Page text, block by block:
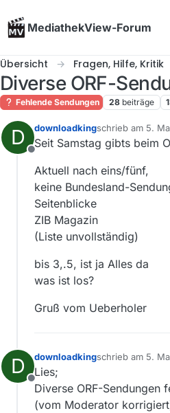
MediathekView-Forum
Übersicht Fragen, Hilfe, Kritik
Diverse ORF-
Fehlende Sendungen 28 beiträge
D
Offline
downloadkingschrieb am 5.
zuletzt editiert
Seit Samstag gibts beim
Aktuell nach eins/fünf,
keine Bundesland-
Seitenblicke
ZIB Magazin
(Liste unvollständig)
bis 3,.5, ist ja Alles da
was ist los?
Gruß vom Ueberholer
D
Offline
downloadkingschrieb am 5.
zuletzt editiert
Lies;
Diverse ORF-Sendungen
(vom Moderator